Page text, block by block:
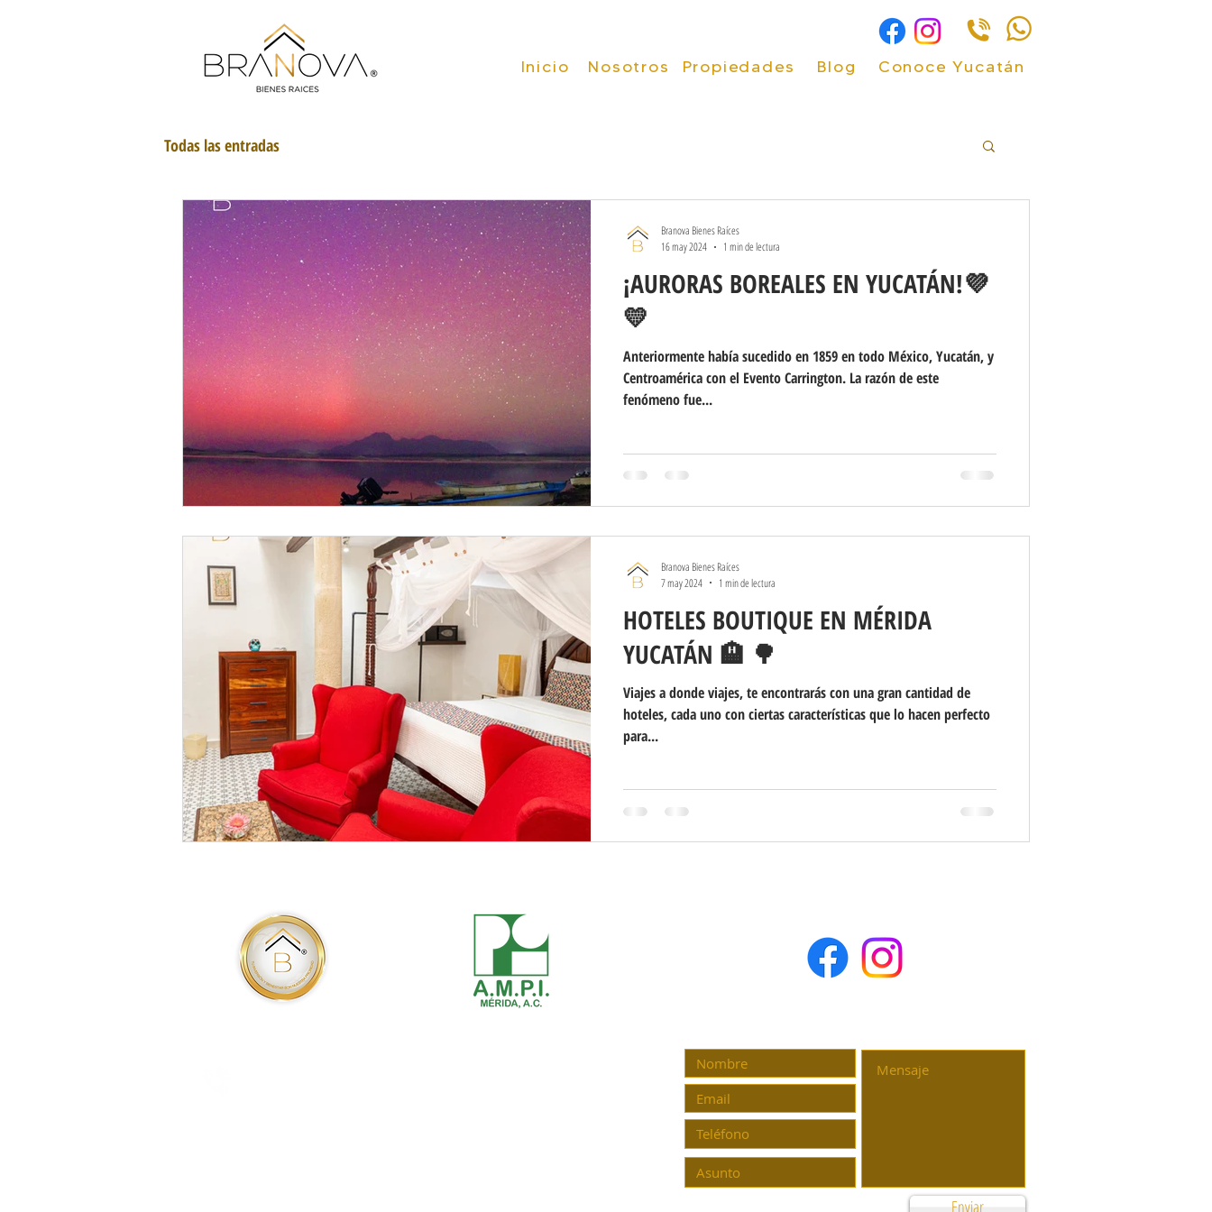
Inicio
Inicio Nosotros Propiedades Blog Conoce Yucatán
Todas las entradas
¡AURORAS BOREALES EN YUCATÁN!💜
💛
Anteriormente había sucedido en 1859 en todo México, Yucatán, y
Centroamérica con el Evento Carrington. La razón de este
fenómeno fue...
Branova Bienes Raíces
16 may 2024
1 min de lectura
HOTELES BOUTIQUE EN MÉRIDA
YUCATÁN 🏨 🌳
Viajes a donde viajes, te encontrarás con una gran cantidad de
hoteles, cada uno con ciertas características que lo hacen perfecto
para...
Branova Bienes Raíces
7 may 2024
1 min de lectura
Enviar